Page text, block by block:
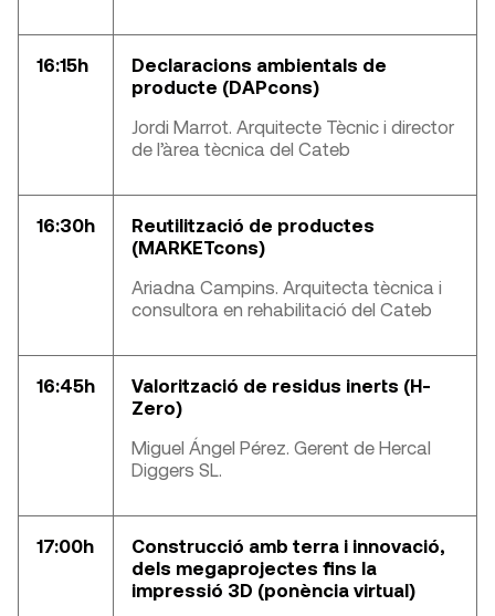
16:15h
Declaracions ambientals de
producte (DAPcons)
Jordi Marrot. Arquitecte Tècnic i director
de l’àrea tècnica del Cateb
16:30h
Reutilització de productes
(MARKETcons)
Ariadna Campins. Arquitecta tècnica i
consultora en rehabilitació del Cateb
16:45h
Valorització de residus inerts (H-
Zero)
Miguel Ángel Pérez. Gerent de Hercal
Diggers SL.
17:00h
Construcció amb terra i innovació,
dels megaprojectes fins la
impressió 3D (ponència virtual)